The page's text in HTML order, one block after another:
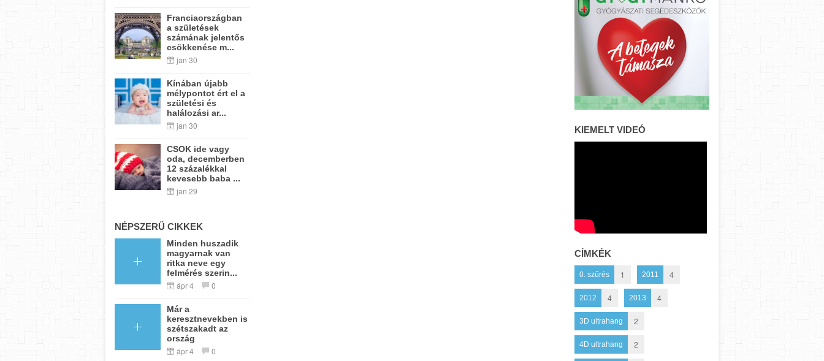
Franciaországban
a születések
számának jelentős
csökkenése m...
jan 30
Kínában újabb
mélypontot ért el a
születési és
halálozási ar...
jan 30
CSOK ide vagy
oda, decemberben
12 százalékkal
kevesebb baba ...
jan 29
NÉPSZERŰ CIKKEK
Minden huszadik
magyarnak van
ritka neve egy
felmérés szerin...
ápr 4 0
Már a
keresztnevekben is
szétszakadt az
ország
ápr 4 0
KIEMELT VIDEÓ
CÍMKÉK
0. szűrés 1 2011 4
2012 4 2013 4
3D ultrahang 2
4D ultrahang 2